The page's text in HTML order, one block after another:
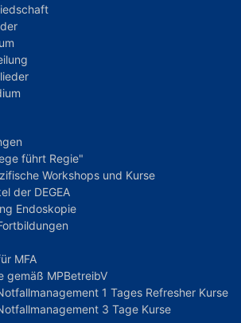
führt Regie"
Workshops und Kurse
der DEGEA
Endoskopie
MFA
gemäß MPBetreibV
1 Tages Refresher Kurse
3 Tage Kurse